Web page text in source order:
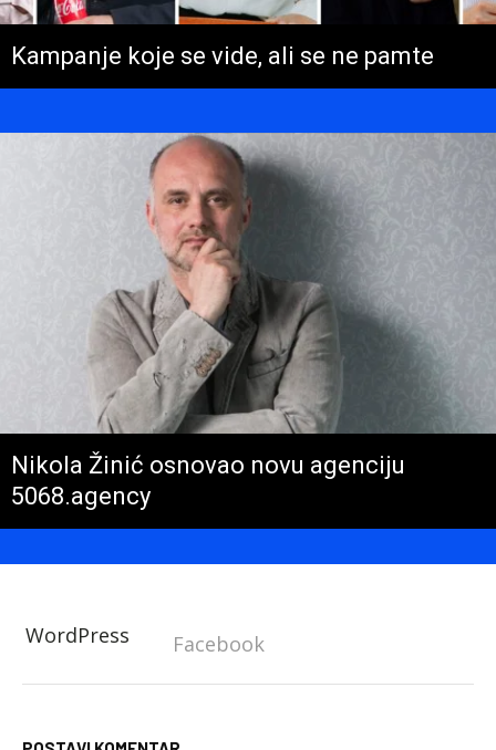
Kampanje koje se vide, ali se ne pamte
Nikola Žinić osnovao novu agenciju
5068.agency
WordPress Facebook